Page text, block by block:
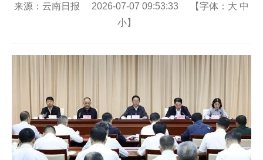
来源：云南日报 2026-07-07 09:53:33 【字体： 大 中
小】